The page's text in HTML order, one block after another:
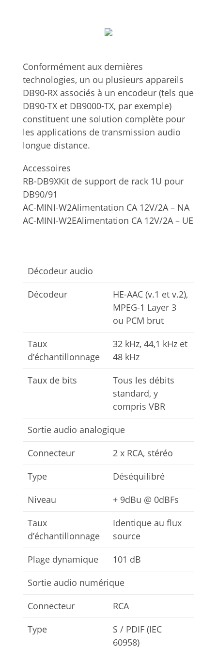
Conformément aux dernières
technologies, un ou plusieurs appareils
DB90-RX associés à un encodeur (tels que
DB90-TX et DB9000-TX, par exemple)
constituent une solution complète pour
les applications de transmission audio
longue distance.
Accessoires
RB-DB9XKit de support de rack 1U pour
DB90/91
AC-MINI-W2Alimentation CA 12V/2A – NA
AC-MINI-W2EAlimentation CA 12V/2A – UE
Décodeur audio
Décodeur
HE-AAC (v.1 et v.2),
MPEG-1 Layer 3
ou PCM brut
Taux
d’échantillonnage
32 kHz, 44,1 kHz et
48 kHz
Taux de bits
Tous les débits
standard, y
compris VBR
Sortie audio analogique
Connecteur
2 x RCA, stéréo
Type
Déséquilibré
Niveau
+ 9dBu @ 0dBFs
Taux
d’échantillonnage
Identique au flux
source
Plage dynamique
101 dB
Sortie audio numérique
Connecteur
RCA
Type
S / PDIF (IEC
60958)